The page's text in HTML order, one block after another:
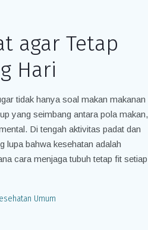
agar Tetap
Hari
tidak hanya soal makan makanan
yang seimbang antara pola makan,
Di tengah aktivitas padat dan
lupa bahwa kesehatan adalah
cara menjaga tubuh tetap fit setiap
Umum